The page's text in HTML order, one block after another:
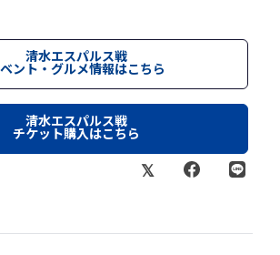
清水エスパルス戦
ント・グルメ情報はこちら
清水エスパルス戦
チケット購入はこちら